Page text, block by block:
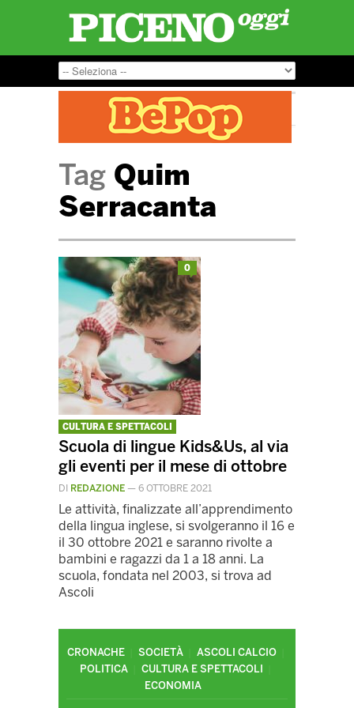
Tag Quim
Serracanta
0
CULTURA E SPETTACOLI
Scuola di lingue Kids&Us, al via
gli eventi per il mese di ottobre
DI REDAZIONE — 6 OTTOBRE 2021
Le attività, finalizzate all’apprendimento
della lingua inglese, si svolgeranno il 16 e
il 30 ottobre 2021 e saranno rivolte a
bambini e ragazzi da 1 a 18 anni. La
scuola, fondata nel 2003, si trova ad
Ascoli
CRONACHE SOCIETÀ
ASCOLI CALCIO
POLITICA
CULTURA E SPETTACOLI
ECONOMIA